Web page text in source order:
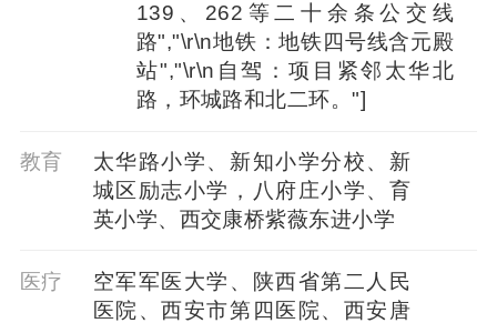
139、262等二十余条公交线
路","\r\n地铁：地铁四号线含元殿
站","\r\n自驾：项目紧邻太华北
路，环城路和北二环。"]
教育
太华路小学、新知小学分校、新
城区励志小学，八府庄小学、育
英小学、西交康桥紫薇东进小学
医疗
空军军医大学、陕西省第二人民
医院、西安市第四医院、西安唐